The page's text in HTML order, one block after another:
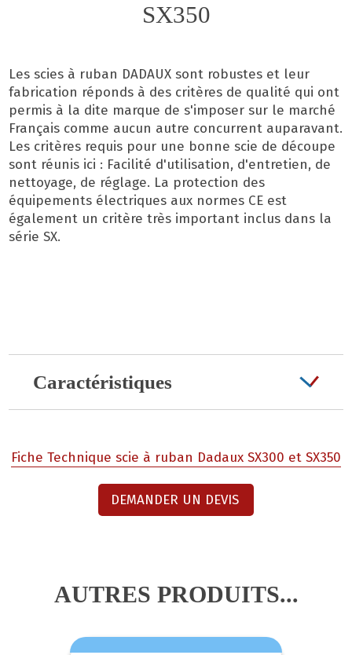
SX350
Les scies à ruban DADAUX sont robustes et leur
fabrication réponds à des critères de qualité qui ont
permis à la dite marque de s'imposer sur le marché
Français comme aucun autre concurrent auparavant.
Les critères requis pour une bonne scie de découpe
sont réunis ici : Facilité d'utilisation, d'entretien, de
nettoyage, de réglage. La protection des
équipements électriques aux normes CE est
également un critère très important inclus dans la
série SX.
Caractéristiques
Fiche Technique scie à ruban Dadaux SX300 et SX350
DEMANDER UN DEVIS
AUTRES PRODUITS...